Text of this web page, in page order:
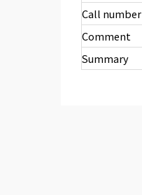
Call number
Comment
Summary